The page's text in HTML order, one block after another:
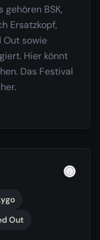
gehören BSK,
Ersatzkopf,
Out sowie
Hier könnt
Das Festival
Out